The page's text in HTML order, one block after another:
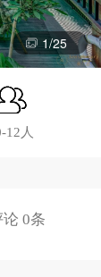
1/25
12人
论 0条